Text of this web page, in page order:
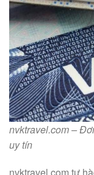
nvktravel.com –
uy tín